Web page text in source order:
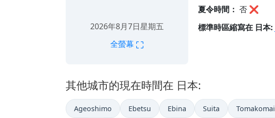
2026年8月7日星期五
全螢幕 ⛶
夏令時間： 否 ❌
標準時區縮寫在 日本:
其他城市的現在時間在 日本:
Ageoshimo Ebetsu Ebina Suita Tomakomai